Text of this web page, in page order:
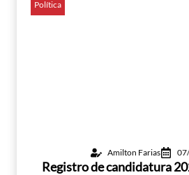
Política
Amilton Farias
Registro de candidatura